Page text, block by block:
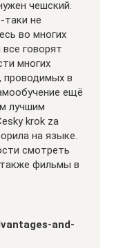
чешский.
таки не
во многих
говорят
многих
проводимых в
ещё
лучшим
krok za
на языке.
смотреть
фильмы в
and-